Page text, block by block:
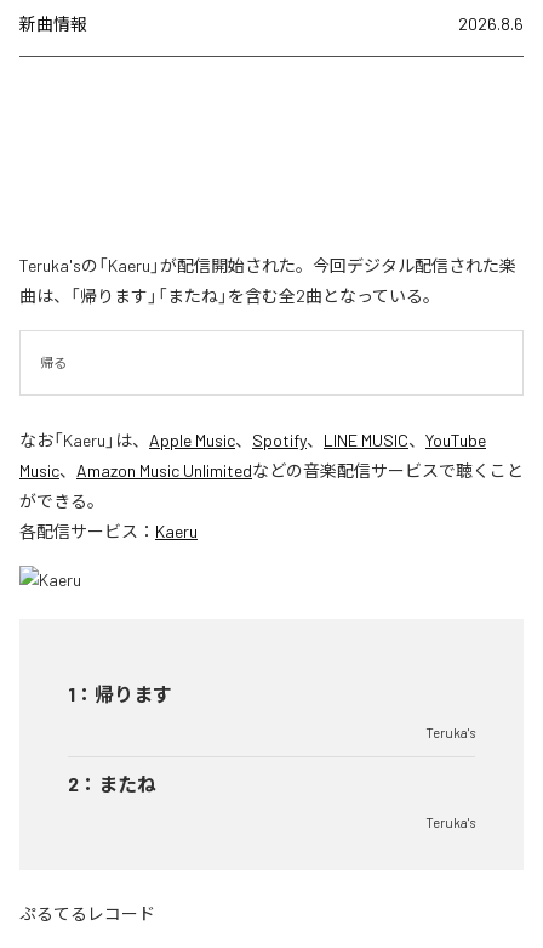
新曲情報 2026.8.6
Teruka'sの「Kaeru」が配信開始された。今回デジタル配信された楽
曲は、「帰ります」「またね」を含む全2曲となっている。
帰る
なお「Kaeru 」は、 Apple Music、 Spotify、 LINE MUSIC、 YouTube
Music、 Amazon Music Unlimitedなどの音楽配信サービスで聴くこと
ができる。
各配信サービス： Kaeru
1 ： 帰ります
Teruka's
2 ： またね
Teruka's
ぷるてるレコード